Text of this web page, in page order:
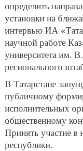
определить
установки на
интервью ИА
научной работе
университета им.
регионального
В Татарстане
публичному
исполнительных
общественному
Принять участие в
республики.